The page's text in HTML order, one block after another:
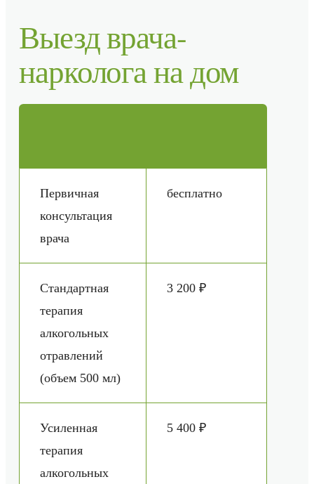
Выезд врача-
нарколога на дом
Первичная
консультация
врача
бесплатно
Стандартная
терапия
алкогольных
отравлений
(объем 500 мл)
3 200 ₽
Усиленная
терапия
алкогольных
5 400 ₽